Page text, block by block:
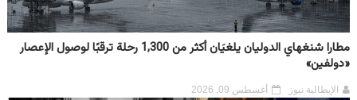
مطارا شنغهاي الدوليان يلغيَان أكثر من 1,300 رحلة ترقبًا لوصول الإعصار
«دولفين»
الإيطالية نيوز أغسطس 09, 2026